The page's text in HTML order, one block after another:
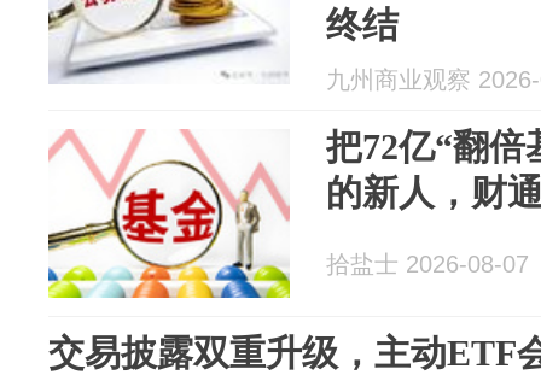
终结
九州商业观察
把72亿“翻倍
的新人，财
拾盐士 2026-08-07
交易披露双重升级，主动ETF